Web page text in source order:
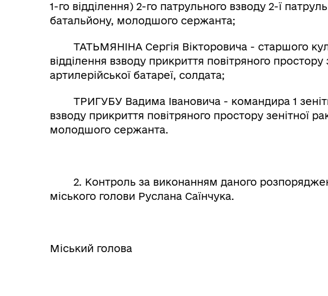
1-го відділення) 2-го патрульного взводу 2-ї
батальйону, молодшого сержанта;
ТАТЬМЯНІНА Сергія Вікторовича - старшого
відділення взводу прикриття повітряного простору
артилерійської батареї, солдата;
ТРИГУБУ Вадима Івановича - командира 1
взводу прикриття повітряного простору зенітної
молодшого сержанта.
2. Контроль за виконанням даного
міського голови Руслана Саїнчука.
Міський голова